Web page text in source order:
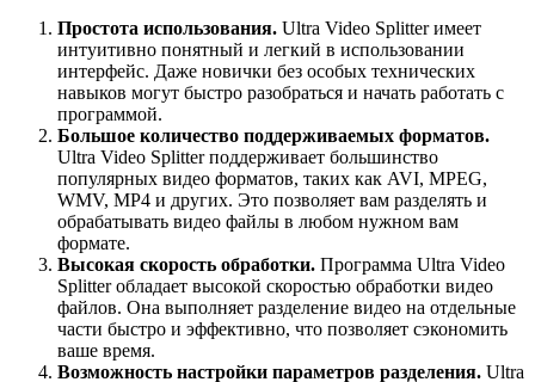
Простота использования. Ultra Video Splitter имеет
интуитивно понятный и легкий в использовании
интерфейс. Даже новички без особых технических
навыков могут быстро разобраться и начать работать с
программой.
Большое количество поддерживаемых форматов.
Ultra Video Splitter поддерживает большинство
популярных видео форматов, таких как AVI, MPEG,
WMV, MP4 и других. Это позволяет вам разделять и
обрабатывать видео файлы в любом нужном вам
формате.
Высокая скорость обработки. Программа Ultra Video
Splitter обладает высокой скоростью обработки видео
файлов. Она выполняет разделение видео на отдельные
части быстро и эффективно, что позволяет сэкономить
ваше время.
Возможность настройки параметров разделения. Ultra